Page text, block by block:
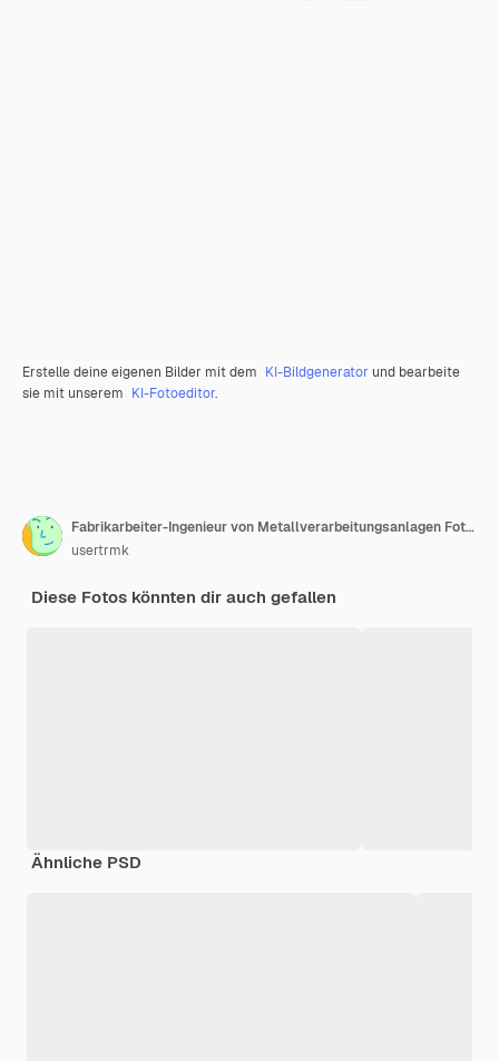
Erstelle deine eigenen Bilder mit dem KI-Bildgenerator und bearbeite
sie mit unserem KI-Fotoeditor.
Fabrikarbeiter-Ingenieur von Metallverarbeitungsanlagen Foto mit Schärfentiefe
usertrmk
Diese Fotos könnten dir auch gefallen
Ähnliche PSD